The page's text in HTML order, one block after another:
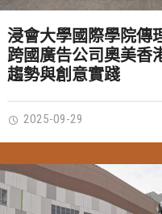
浸會大學國際學院傳
跨國廣告公司奧美香
趨勢與創意實踐
2025-09-29